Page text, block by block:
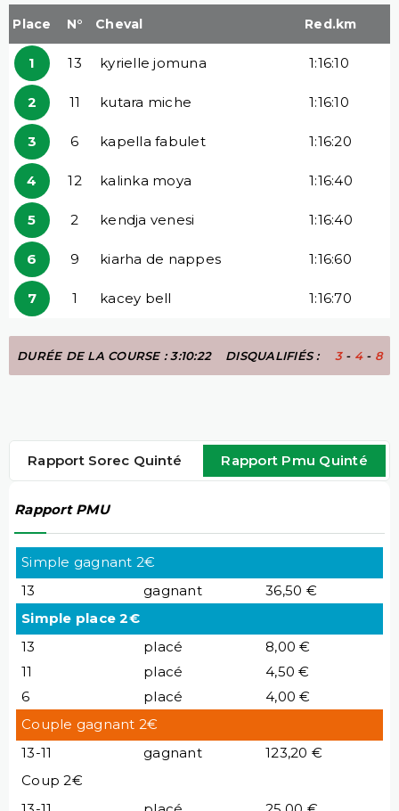
Place N° Cheval Red.km
1 13 kyrielle jomuna 1:16:10
2 11 kutara miche 1:16:10
3 6 kapella fabulet 1:16:20
4 12 kalinka moya 1:16:40
5 2 kendja venesi 1:16:40
6 9 kiarha de nappes 1:16:60
7 1 kacey bell 1:16:70
DURÉE DE LA COURSE : 3:10:22 DISQUALIFIÉS : 3- 4- 8
Rapport Sorec Quinté Rapport Pmu Quinté
Rapport PMU
Simple gagnant 2€
13
gagnant
36,50 €
Simple place 2€
13
placé
8,00 €
11
placé
4,50 €
6
placé
4,00 €
Couple gagnant 2€
13-11
gagnant
123,20 €
Coup 2€